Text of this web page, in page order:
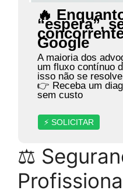
🔥
“espera”,
Google
A maioria dos
um fluxo contínuo
isso não se
👉 Receba um
sem custo
⚡ SOLICITAR
⚖